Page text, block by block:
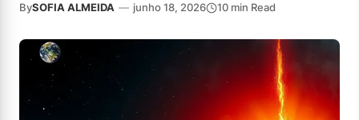
BySOFIA ALMEIDA — junho 18, 2026 10 min Read